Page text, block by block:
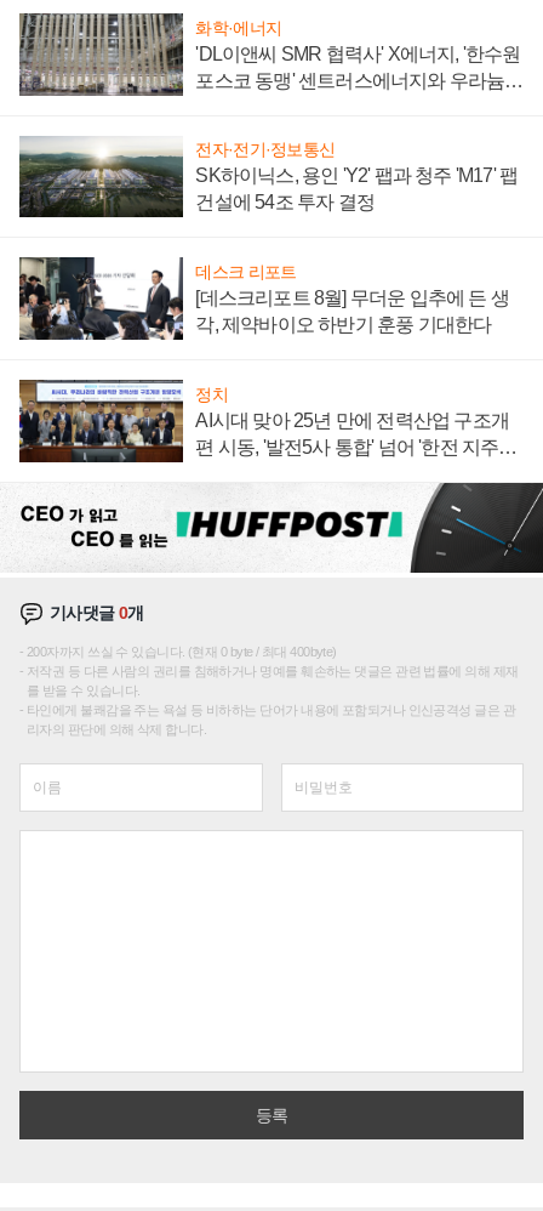
화학·에너지
'DL이앤씨 SMR 협력사' X에너지, '한수원
포스코 동맹' 센트러스에너지와 우라늄
전자·전기·정보통신
SK하이닉스, 용인 'Y2' 팹과 청주 'M17' 팹
건설에 54조 투자 결정
데스크 리포트
[데스크리포트 8월] 무더운 입추에 든 생
각, 제약바이오 하반기 훈풍 기대한다
정치
AI시대 맞아 25년 만에 전력산업 구조개
편 시동, '발전5사 통합' 넘어 '한전 지주사'
기사댓글0개
200자까지 쓰실 수 있습니다. (현재 0 byte / 최대 400byte)
저작권 등 다른 사람의 권리를 침해하거나 명예를 훼손하는 댓글은 관련 법률에 의해 제재
를 받을 수 있습니다.
타인에게 불쾌감을 주는 욕설 등 비하하는 단어가 내용에 포함되거나 인신공격성 글은 관
리자의 판단에 의해 삭제 합니다.